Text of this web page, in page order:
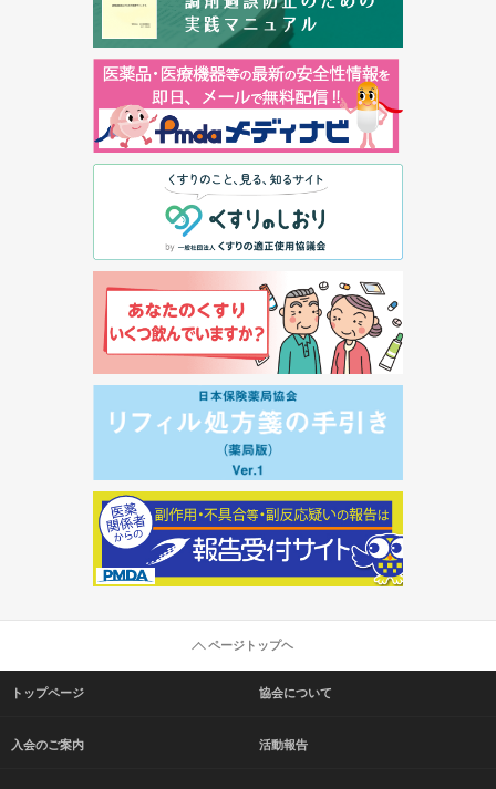
ページトップヘ
トップページ 協会について
入会のご案内 活動報告